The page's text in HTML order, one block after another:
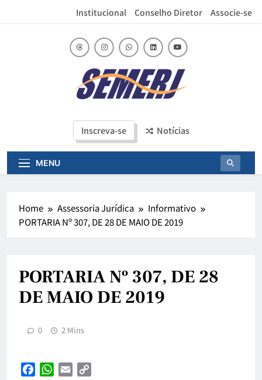
Institucional Conselho Diretor Associe-se
SEMERJ
Estabelecimentos de Ensino Superior no Estado
do Rio de Janeiro
Inscreva-se Notícias
MENU
Home Assessoria Jurídica
Informativo
PORTARIA Nº 307, DE 28 DE MAIO DE 2019
PORTARIA Nº 307, DE 28
DE MAIO DE 2019
0 2 Mins
FacebookWhatsApp
Email